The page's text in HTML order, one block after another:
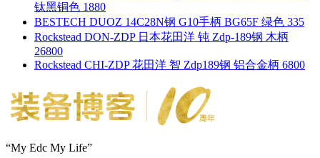
钛黑铜色 1880
BESTECH DUOZ 14C28N钢 G10手柄 BG65F 绿色 335
Rockstead DON-ZDP 日本花田洋 钝 Zdp-189钢 木柄
26800
Rockstead CHI-ZDP 花田洋 智 Zdp189钢 铝合金柄 6800
“My Edc My Life”